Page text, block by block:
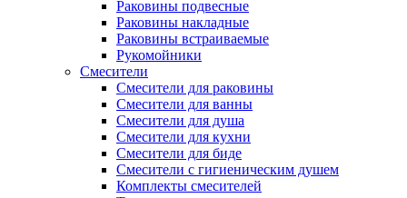
Раковины подвесные
Раковины накладные
Раковины встраиваемые
Рукомойники
Смесители
Смесители для раковины
Смесители для ванны
Смесители для душа
Смесители для кухни
Смесители для биде
Смесители с гигиеническим душем
Комплекты смесителей